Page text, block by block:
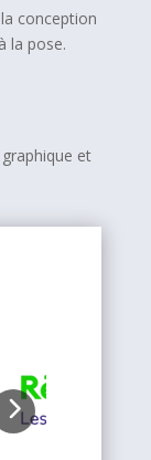
conception
la pose.
et